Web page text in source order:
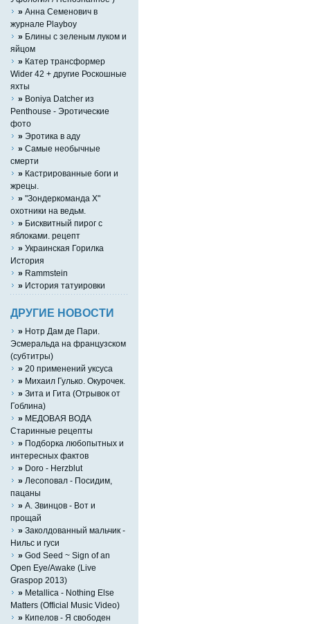
» Анна Семенович в
журнале Playboy
» Блины с зеленым луком и
яйцом
» Катер трансформер
Wider 42 + другие Роскошные
яхты
» Boniya Datcher из
Penthouse - Эротические
фото
» Эротика в аду
» Самые необычные
смерти
» Кастрированные боги и
жрецы.
» "Зондеркоманда Х"
охотники на ведьм.
» Бисквитный пирог с
яблоками. рецепт
» Украинская Горилка
История
» Rammstein
» История татуировки
ДРУГИЕ НОВОСТИ
» Нотр Дам де Пари.
Эсмеральда на французском
(субтитры)
» 20 применений уксуса
» Михаил Гулько. Окурочек.
» Зита и Гита (Отрывок от
Гоблина)
» МЕДОВАЯ ВОДА
Старинные рецепты
» Подборка любопытных и
интересных фактов
» Doro - Herzblut
» Лесоповал - Посидим,
пацаны
» А. Звинцов - Вот и
прощай
» Заколдованный мальчик -
Нильс и гуси
» God Seed ~ Sign of an
Open Eye/Awake (Live
Graspop 2013)
» Metallica - Nothing Else
Matters (Official Music Video)
» Кипелов - Я свободен